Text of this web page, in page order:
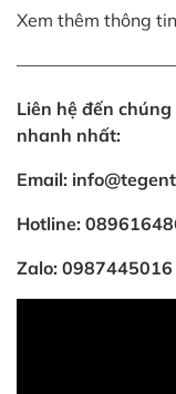
Xem thêm thông
Liên hệ đến
nhanh nhất:
Email:
Hotline:
Zalo: 0987445016